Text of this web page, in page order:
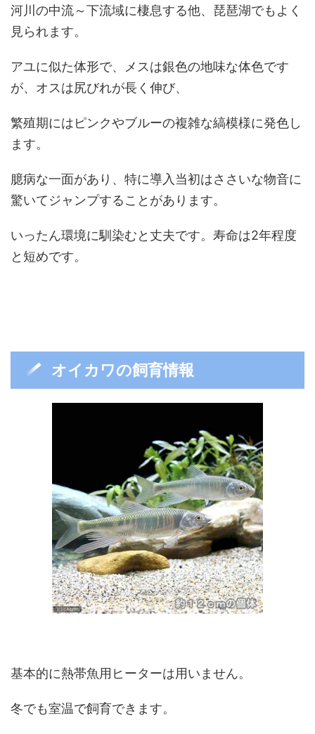
河川の中流～下流域に棲息する他、琵琶湖でもよく
見られます。
アユに似た体形で、メスは銀色の地味な体色です
が、オスは尻びれが長く伸び、
繁殖期にはピンクやブルーの複雑な縞模様に発色し
ます。
臆病な一面があり、特に導入当初はささいな物音に
驚いてジャンプすることがあります。
いったん環境に馴染むと丈夫です。寿命は2年程度
と短めです。
オイカワの飼育情報
基本的に熱帯魚用ヒーターは用いません。
冬でも室温で飼育できます。